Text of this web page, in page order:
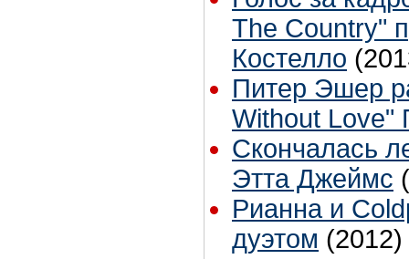
The Country"
Костелло
Питер Эшер
Without Love"
Скончалась
Этта Джеймс
Рианна и
дуэтом (2012)